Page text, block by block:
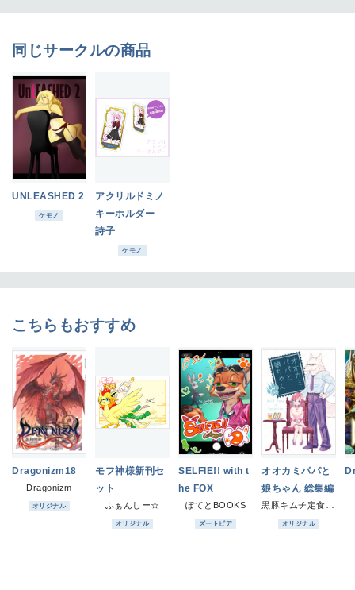
同じサークルの商品
UNLEASHED 2
ケモノ
アクリルドミノ
キーホルダー
詩子
ケモノ
こちらもおすすめ
Dragonizm18
Dragonizm
オリジナル
モフ神様新刊セ
ット
ふぁんしー☆
オリジナル
SELFIE!! with t
he FOX
ぽてとBOOKS
ズートピア
オオカミパパと
娘ちゃん 総集編
オリジナル